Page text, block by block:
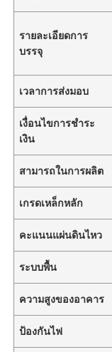
รายละเอียดการ
บรรจุ
เวลาการส่งมอบ
เงื่อนไขการชำระ
เงิน
สามารถในการผลิต
เกรดเหล็กหลัก
คะแนนแผ่นดินไหว
ระบบพื้น
ความสูงของอาคาร
ป้องกันไฟ